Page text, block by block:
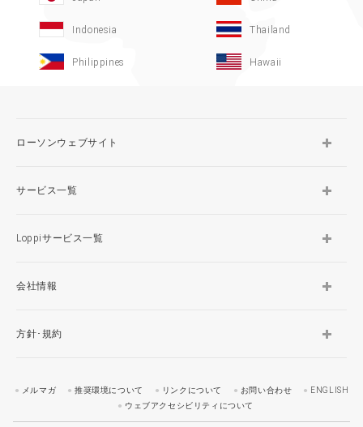
Indonesia Thailand
Philippines Hawaii
ローソンウェブサイト
サービス一覧
Loppiサービス一覧
会社情報
方針･規約
メルマガ 推奨環境について リンクについて お問い合わせ
ENGLISH
ウェブアクセシビリティについて